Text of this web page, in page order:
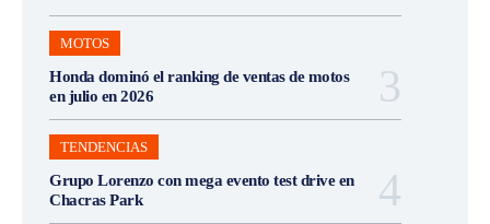
MOTOS
Honda dominó el ranking de ventas de motos
en julio en 2026
TENDENCIAS
Grupo Lorenzo con mega evento test drive en
Chacras Park